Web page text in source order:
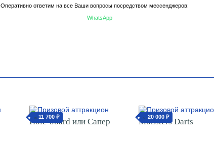
Оперативно ответим на все Ваши вопросы посредством мессенджеров:
WhatsApp
от 11 700 ₽
Hole-board или Сапер от20 000 ₽
Monsters Darts